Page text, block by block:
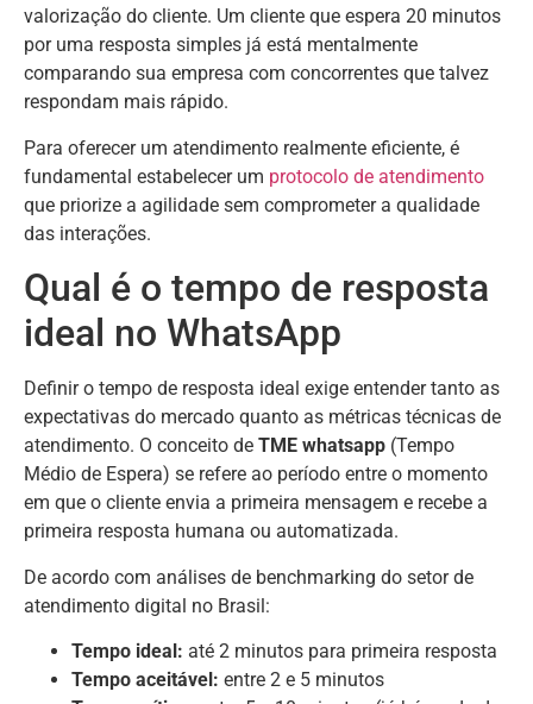
valorização do cliente. Um cliente que espera 20 minutos
por uma resposta simples já está mentalmente
comparando sua empresa com concorrentes que talvez
respondam mais rápido.
Para oferecer um atendimento realmente eficiente, é
fundamental estabelecer um protocolo de atendimento
que priorize a agilidade sem comprometer a qualidade
das interações.
Qual é o tempo de resposta
ideal no WhatsApp
Definir o tempo de resposta ideal exige entender tanto as
expectativas do mercado quanto as métricas técnicas de
atendimento. O conceito de TME whatsapp (Tempo
Médio de Espera) se refere ao período entre o momento
em que o cliente envia a primeira mensagem e recebe a
primeira resposta humana ou automatizada.
De acordo com análises de benchmarking do setor de
atendimento digital no Brasil:
Tempo ideal: até 2 minutos para primeira resposta
Tempo aceitável: entre 2 e 5 minutos